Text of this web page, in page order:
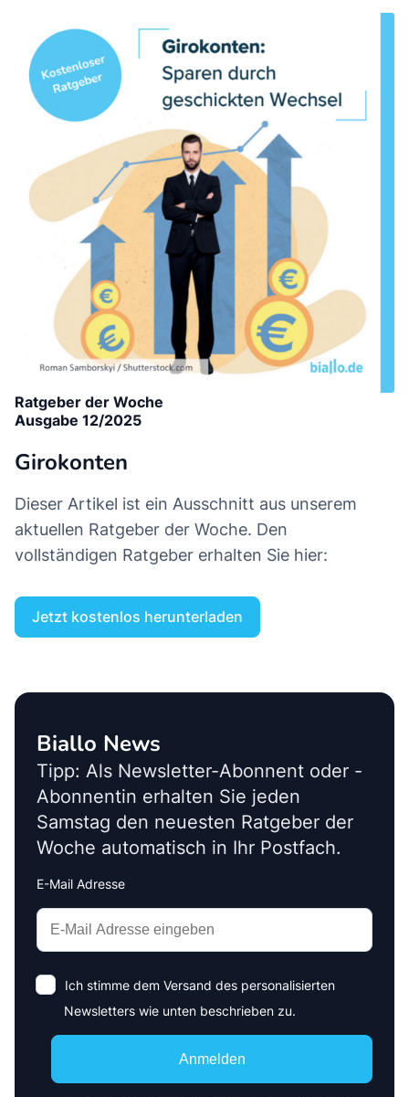
Ratgeber der Woche
Ausgabe 12/2025
Girokonten
Dieser Artikel ist ein Ausschnitt aus unserem
aktuellen Ratgeber der Woche. Den
vollständigen Ratgeber erhalten Sie hier:
Jetzt kostenlos herunterladen
Biallo News
Tipp: Als Newsletter-Abonnent oder -
Abonnentin erhalten Sie jeden
Samstag den neuesten Ratgeber der
Woche automatisch in Ihr Postfach.
E-Mail Adresse
Interests
Amount
Anmelden
Ich stimme dem Versand des personalisierten
Newsletters wie unten beschrieben zu.